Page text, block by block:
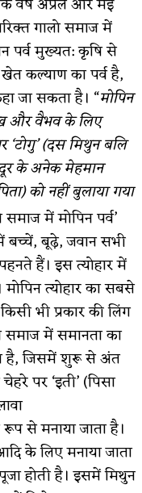
गालो समाज में
पर्व मुख्यत: कृषि से
कल्याण का पर्व है,
जा सकता है। “मोपिन
और वैभव के लिए
‘टोगु’ (दस मिथुन बलि
दूर के अनेक मेहमान
को नहीं बुलाया गया
में मोपिन पर्व’
बच्चें, बूढ़े, जवान सभी
हैं। इस त्योहार में
मोपिन त्योहार का सबसे
भी प्रकार की लिंग
में समानता का
है, जिसमें शुरू से अंत
पर ‘इती’ (पिसा
से मनाया जाता है।
के लिए मनाया जाता
होती है। इसमें मिथुन